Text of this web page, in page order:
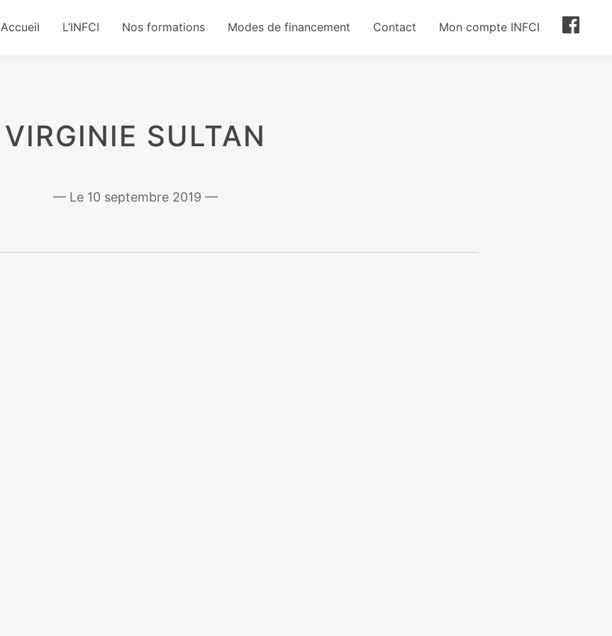
Accueil L’INFCI Nos formations Modes de financement Contact Mon compte INFCI
VIRGINIE SULTAN
10 septembre 2019